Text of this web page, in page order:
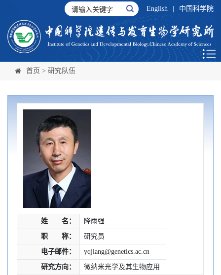
English 中国科学院
首页 > 研究队伍
姓 名： 降雨强
职 称： 研究员
电子邮件： yqjiang@genetics.ac.cn
研究方向： 微纳米光学及其生物应用